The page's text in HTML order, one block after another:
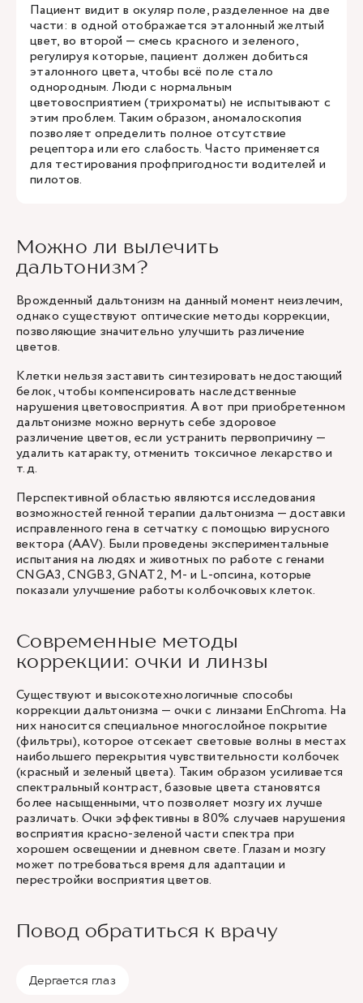
Пациент видит в окуляр поле, разделенное на две
части: в одной отображается эталонный желтый
цвет, во второй — смесь красного и зеленого,
регулируя которые, пациент должен добиться
эталонного цвета, чтобы всё поле стало
однородным. Люди с нормальным
цветовосприятием (трихроматы) не испытывают с
этим проблем. Таким образом, аномалоскопия
позволяет определить полное отсутствие
рецептора или его слабость. Часто применяется
для тестирования профпригодности водителей и
пилотов.
Можно ли вылечить
дальтонизм?
Врожденный дальтонизм на данный момент неизлечим,
однако существуют оптические методы коррекции,
позволяющие значительно улучшить различение
цветов.
Клетки нельзя заставить синтезировать недостающий
белок, чтобы компенсировать наследственные
нарушения цветовосприятия. А вот при приобретенном
дальтонизме можно вернуть себе здоровое
различение цветов, если устранить первопричину —
удалить катаракту, отменить токсичное лекарство и
т.д.
Перспективной областью являются исследования
возможностей генной терапии дальтонизма — доставки
исправленного гена в сетчатку с помощью вирусного
вектора (AAV). Были проведены экспериментальные
испытания на людях и животных по работе с генами
CNGA3, CNGB3, GNAT2, M- и L-опсина, которые
показали улучшение работы колбочковых клеток.
Современные методы
коррекции: очки и линзы
Существуют и высокотехнологичные способы
коррекции дальтонизма — очки с линзами EnChroma. На
них наносится специальное многослойное покрытие
(фильтры), которое отсекает световые волны в местах
наибольшего перекрытия чувствительности колбочек
(красный и зеленый цвета). Таким образом усиливается
спектральный контраст, базовые цвета становятся
более насыщенными, что позволяет мозгу их лучше
различать. Очки эффективны в 80% случаев нарушения
восприятия красно-зеленой части спектра при
хорошем освещении и дневном свете. Глазам и мозгу
может потребоваться время для адаптации и
перестройки восприятия цветов.
Повод обратиться к врачу
Дергается глаз